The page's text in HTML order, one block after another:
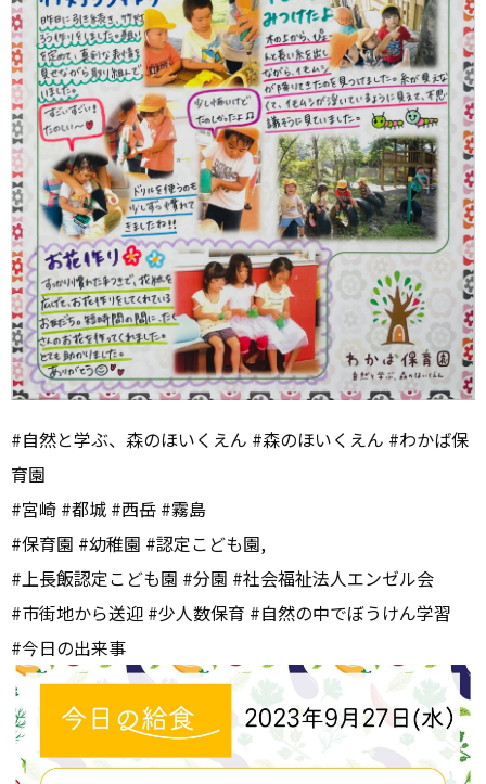
#自然と学ぶ、森のほいくえん #森のほいくえん #わかば保
育園
#宮崎 #都城 #西岳 #霧島
#保育園 #幼稚園 #認定こども園,
#上長飯認定こども園 #分園 #社会福祉法人エンゼル会
#市街地から送迎 #少人数保育 #自然の中でぼうけん学習
#今日の出来事